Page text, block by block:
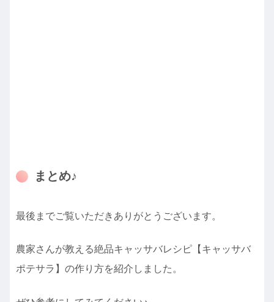
まとめ♪
最後までご覧いただきありがとうございます。
農家さんが教える絶品キャッサバレシピ【キャッサバ
ポテサラ】の作り方を紹介しました。